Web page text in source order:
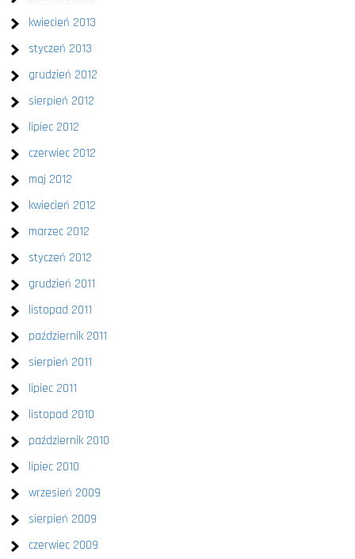
kwiecień 2013
styczeń 2013
grudzień 2012
sierpień 2012
lipiec 2012
czerwiec 2012
maj 2012
kwiecień 2012
marzec 2012
styczeń 2012
grudzień 2011
listopad 2011
październik 2011
sierpień 2011
lipiec 2011
listopad 2010
październik 2010
lipiec 2010
wrzesień 2009
sierpień 2009
czerwiec 2009